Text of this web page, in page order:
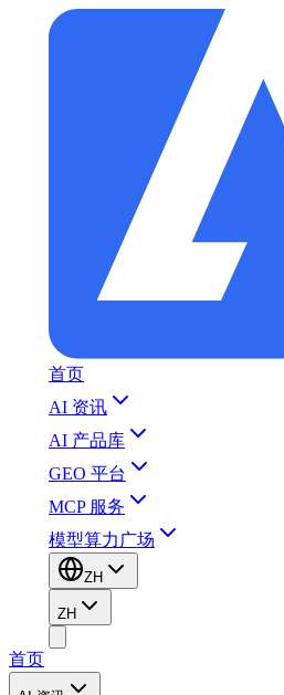
首页
AI 资讯
AI 产品库
GEO 平台
MCP 服务
模型算力广场
ZH
ZH
首页